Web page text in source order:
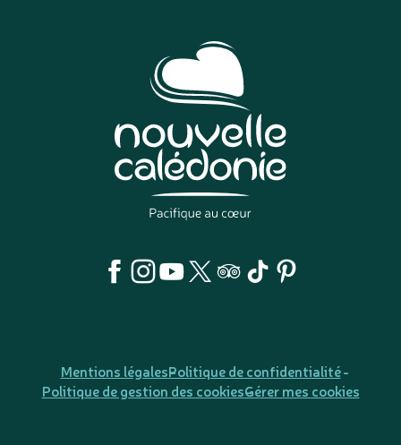
Mentions légalesPolitique de confidentialité
Politique de gestion des cookiesGérer mes cookies